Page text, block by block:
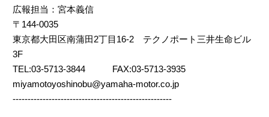
広報担当：宮本義信
〒144-0035
東京都大田区南蒲田2丁目16-2 テクノポート三井生命ビル
3F
TEL:03-5713-3844 FAX:03-5713-3935
miyamotoyoshinobu@yamaha-motor.co.jp
-----------------------------------------------------